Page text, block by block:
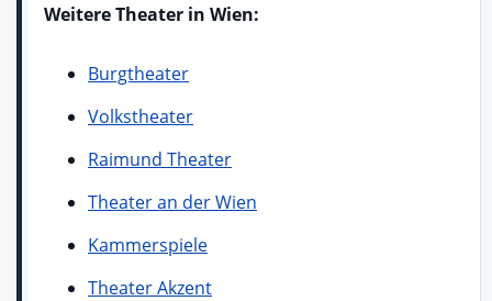
Weitere Theater in Wien:
Burgtheater
Volkstheater
Raimund Theater
Theater an der Wien
Kammerspiele
Theater Akzent